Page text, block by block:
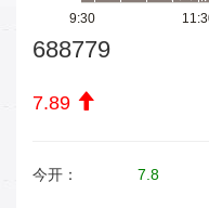
9:30
688779
7.89
今开： 7.8